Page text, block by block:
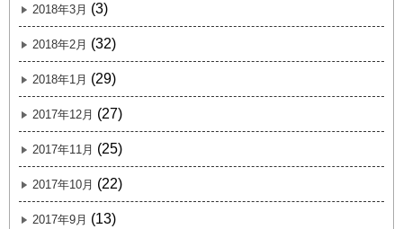
2018年3月 (3)
2018年2月 (32)
2018年1月 (29)
2017年12月 (27)
2017年11月 (25)
2017年10月 (22)
2017年9月 (13)